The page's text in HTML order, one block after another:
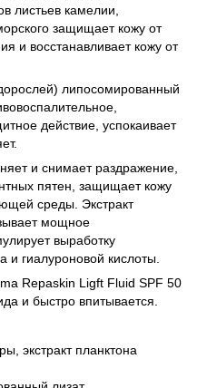
листьев камелии,
защищает кожу от
и восстанавливает кожу от
липосомированный
действие, успокаивает
и снимает раздражение,
пятен, защищает кожу
среды. Экстракт
мощное
выработку
и гиалуроновой кислоты.
Repaskin Ligft Fluid SPF 50
и быстро впитывается.
экстракт планктона